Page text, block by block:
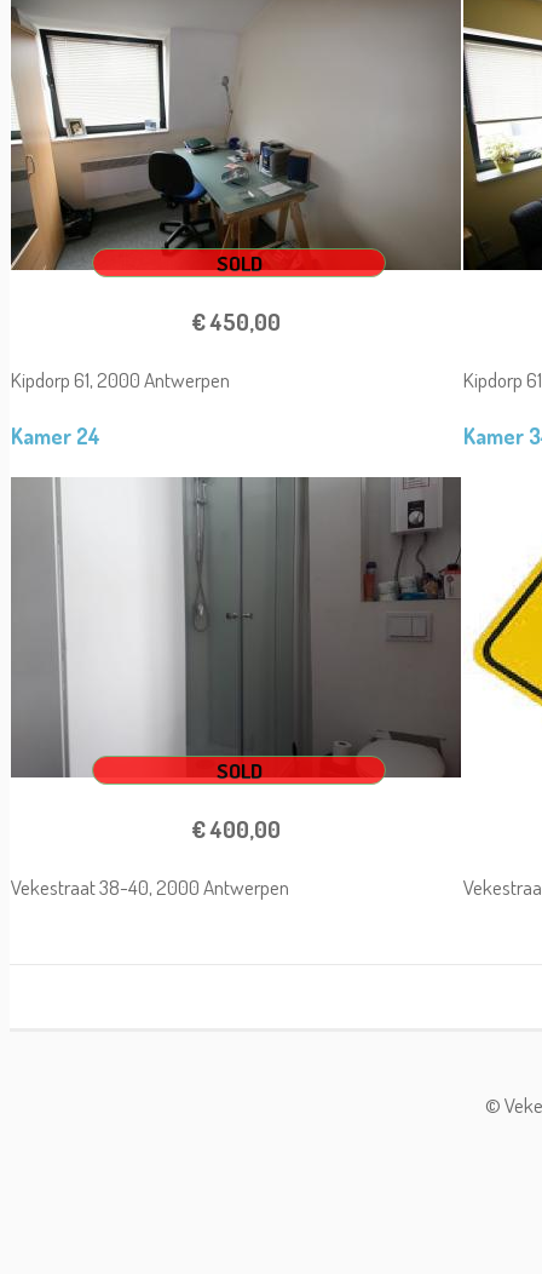
SOLD
€ 450,00
Kipdorp 61, 2000 Antwerpen Kipdorp
Kamer 24
SOLD
€ 400,00
Vekestraat 38-40, 2000 Antwerpen
Kamer
©